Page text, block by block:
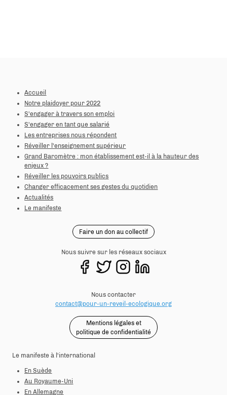
Accueil
Notre plaidoyer pour 2022
S'engager à travers son emploi
S'engager en tant que salarié
Les entreprises nous répondent
Réveiller l'enseignement supérieur
Grand Baromètre : mon établissement est-il à la hauteur des
enjeux ?
Réveiller les pouvoirs publics
Changer efficacement ses gestes du quotidien
Actualités
Le manifeste
Faire un don au collectif
Nous suivre sur les réseaux sociaux
Nous contacter
contact@pour-un-reveil-ecologique.org
Mentions légales et
politique de confidentialité
Le manifeste à l'international
En Suède
Au Royaume-Uni
En Allemagne